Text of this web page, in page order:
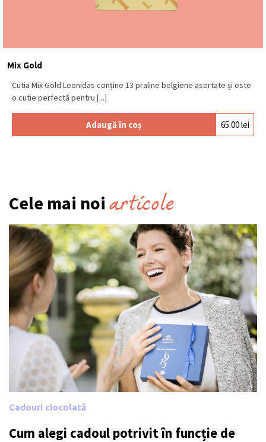
Mix Gold
Cutia Mix Gold Leonidas conține 13 praline belgiene asortate și este
o cutie perfectă pentru [...]
Adaugă în coș 65.00lei
Cele mai noi articole
Cadouri ciocolată
Cum alegi cadoul potrivit în funcție de